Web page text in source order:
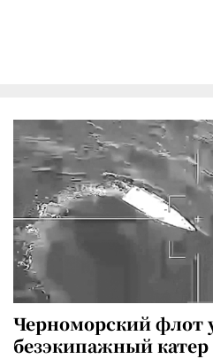
Черноморский флот
безэкипажный